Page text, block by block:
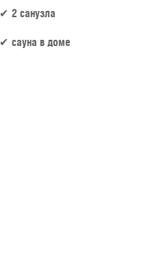
2 санузла
сауна в доме